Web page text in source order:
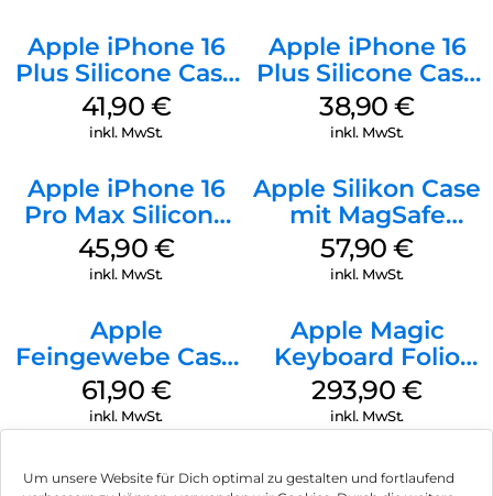
Um unsere Website für Dich optimal zu gestalten und fortlaufend
Apple iPhone 16
Plus Silicone Case
MagSafe Stone
Gray
41,90 €
inkl. MwSt.
Apple iPhone 16
Plus Silicone Case
MagSafe Denim
38,90€
inkl. MwSt.
Apple iPhone 16
Pro Max Silicone
Case MagSafe
Ultramarine
45,90 €
inkl. MwSt.
Apple Silikon Case
mit MagSafe
iPhone 14 Pro
(PRODUCT)RED
57,90€
inkl. MwSt.
Apple
Feingewebe Case
iPhone 15 Pro
MagSafe Schwarz
61,90 €
inkl. MwSt.
Apple Magic
Keyboard Folio
iPad 10.9″ (10.Gen.)
Weiß
293,90€
inkl. MwSt.